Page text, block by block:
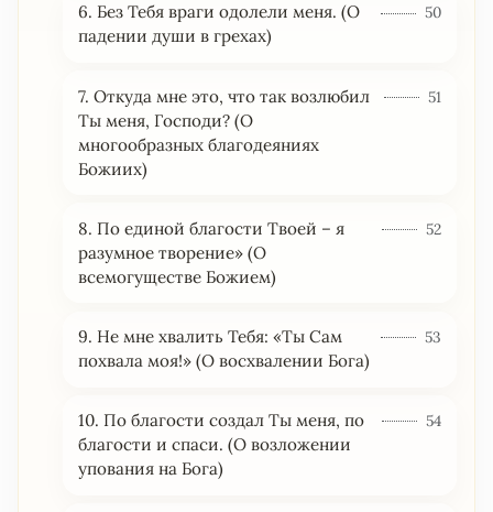
6. Без Тебя враги одолели меня. (О
падении души в грехах)
50
7. Откуда мне это, что так возлюбил
Ты меня, Господи? (О
многообразных благодеяниях
Божиих)
51
8. По единой благости Твоей – я
разумное творение» (О
всемогуществе Божием)
52
9. Не мне хвалить Тебя: «Ты Сам
похвала моя!» (О восхвалении Бога)
53
10. По благости создал Ты меня, по
благости и спаси. (О возложении
упования на Бога)
54